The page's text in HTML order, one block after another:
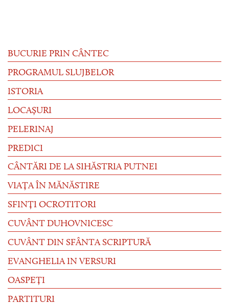
BUCURIE PRIN CÂNTEC
PROGRAMUL SLUJBELOR
ISTORIA
LOCAȘURI
PELERINAJ
PREDICI
CÂNTĂRI DE LA SIHĂSTRIA PUTNEI
VIAȚA ÎN MĂNĂSTIRE
SFINȚI OCROTITORI
CUVÂNT DUHOVNICESC
CUVÂNT DIN SFÂNTA SCRIPTURĂ
EVANGHELIA IN VERSURI
OASPEȚI
PARTITURI